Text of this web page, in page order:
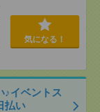
気になる！
♪イベントス
払い